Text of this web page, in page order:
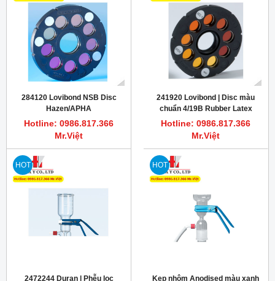
284120 Lovibond NSB Disc
Hazen/APHA
Hotline: 0986.817.366
Mr.Việt
241920 Lovibond | Disc màu
chuẩn 4/19B Rubber Latex
Hotline: 0986.817.366
Mr.Việt
HOT
2472244 Duran | Phễu lọc
HOT
Kẹp nhôm Anodised màu xanh